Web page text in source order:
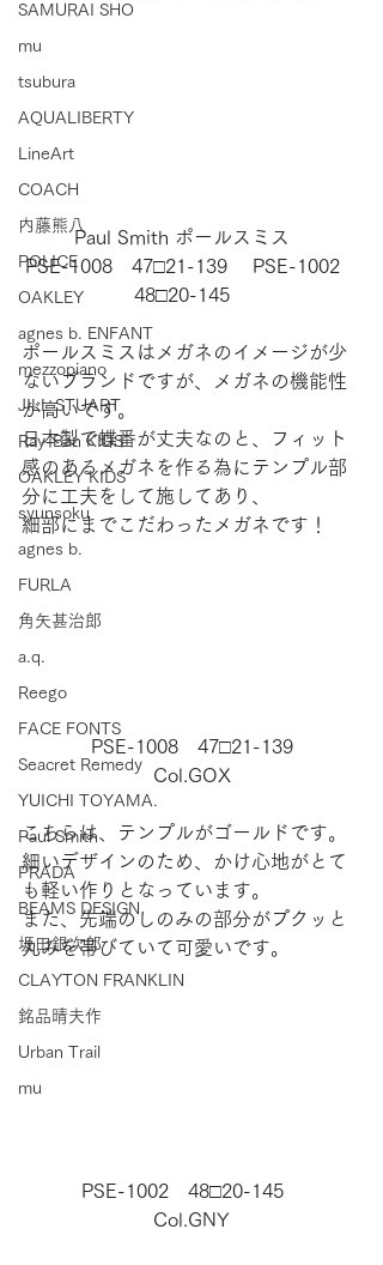
SAMURAI SHO
mu
tsubura
AQUALIBERTY
LineArt
COACH
内藤熊八
POLICE
OAKLEY
agnes b. ENFANT
mezzopiano
JILL STUART
Ray-Ban KIDS
OAKLEY KIDS
syunsoku
agnes b.
FURLA
角矢甚治郎
a.q.
Reego
FACE FONTS
Seacret Remedy
YUICHI TOYAMA.
Paul Smith
PRADA
BEAMS DESIGN
坂田銀次郎
CLAYTON FRANKLIN
銘品晴夫作
Urban Trail
mu
Paul Smith ポールスミス
PSE-1008　47□21-139 　PSE-1002
48□20-145
ポールスミスはメガネのイメージが少
ないブランドですが、メガネの機能性
が高いです。
日本製で蝶番が丈夫なのと、フィット
感のあるメガネを作る為にテンプル部
分に工夫をして施してあり、
細部にまでこだわったメガネです！
PSE-1008　47□21-139
Col.GOX
こちらは、テンプルがゴールドです。
細いデザインのため、かけ心地がとて
も軽い作りとなっています。
また、先端のしのみの部分がプクッと
丸みを帯びていて可愛いです。
PSE-1002　48□20-145
Col.GNY